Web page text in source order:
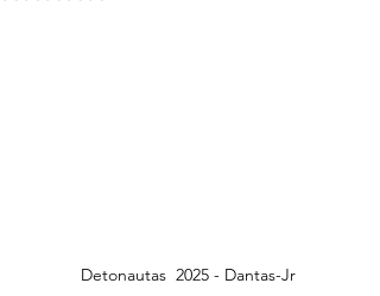
Detonautas  2025 - Dantas-Jr